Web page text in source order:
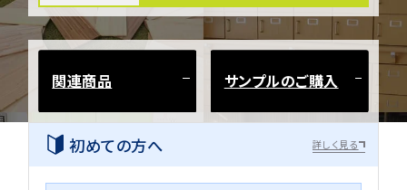
関連商品 サンプルのご購入
初めての方へ 詳しく見る